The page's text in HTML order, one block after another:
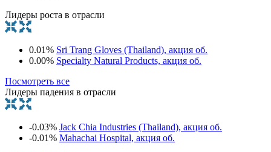
Лидеры роста в отрасли
0.01% Sri Trang Gloves (Thailand), акция об.
0.00% Specialty Natural Products, акция об.
Посмотреть все
Лидеры падения в отрасли
-0.03% Jack Chia Industries (Thailand), акция об.
-0.01% Mahachai Hospital, акция об.